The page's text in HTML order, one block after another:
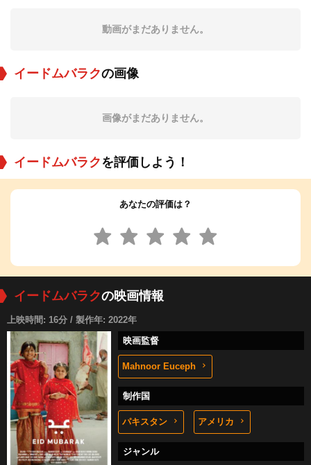
動画がまだありません。
イードムバラクの画像
画像がまだありません。
イードムバラクを評価しよう！
あなたの評価は？
イードムバラクの映画情報
上映時間: 16分 / 製作年: 2022年
映画監督
Mahnoor Euceph
制作国
パキスタン アメリカ
ジャンル